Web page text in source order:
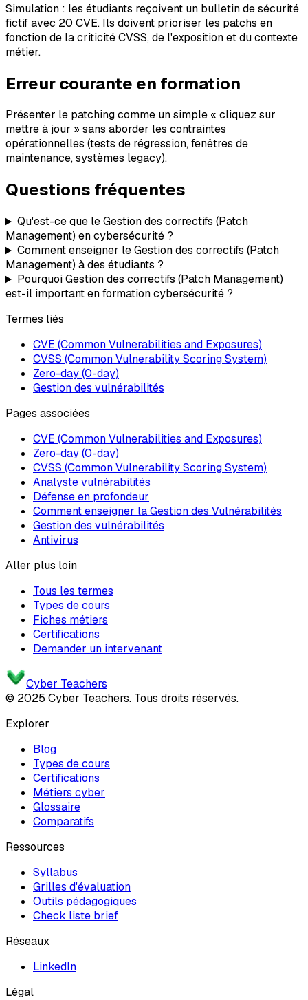
Simulation : les étudiants reçoivent un bulletin de sécurité
fictif avec 20 CVE. Ils doivent prioriser les patchs en
fonction de la criticité CVSS, de l'exposition et du contexte
métier.
Erreur courante en formation
Présenter le patching comme un simple « cliquez sur
mettre à jour » sans aborder les contraintes
opérationnelles (tests de régression, fenêtres de
maintenance, systèmes legacy).
Questions fréquentes
Qu'est-ce que le Gestion des correctifs (Patch
Management) en cybersécurité ?
Comment enseigner le Gestion des correctifs (Patch
Management) à des étudiants ?
Pourquoi Gestion des correctifs (Patch Management)
est-il important en formation cybersécurité ?
Termes liés
CVE (Common Vulnerabilities and Exposures)
CVSS (Common Vulnerability Scoring System)
Zero-day (0-day)
Gestion des vulnérabilités
Pages associées
CVE (Common Vulnerabilities and Exposures)
Zero-day (0-day)
CVSS (Common Vulnerability Scoring System)
Analyste vulnérabilités
Défense en profondeur
Comment enseigner la Gestion des Vulnérabilités
Gestion des vulnérabilités
Antivirus
Aller plus loin
Tous les termes
Types de cours
Fiches métiers
Certifications
Demander un intervenant
Cyber Teachers
© 2025 Cyber Teachers. Tous droits réservés.
Explorer
Blog
Types de cours
Certifications
Métiers cyber
Glossaire
Comparatifs
Ressources
Syllabus
Grilles d'évaluation
Outils pédagogiques
Check liste brief
Réseaux
LinkedIn
Légal